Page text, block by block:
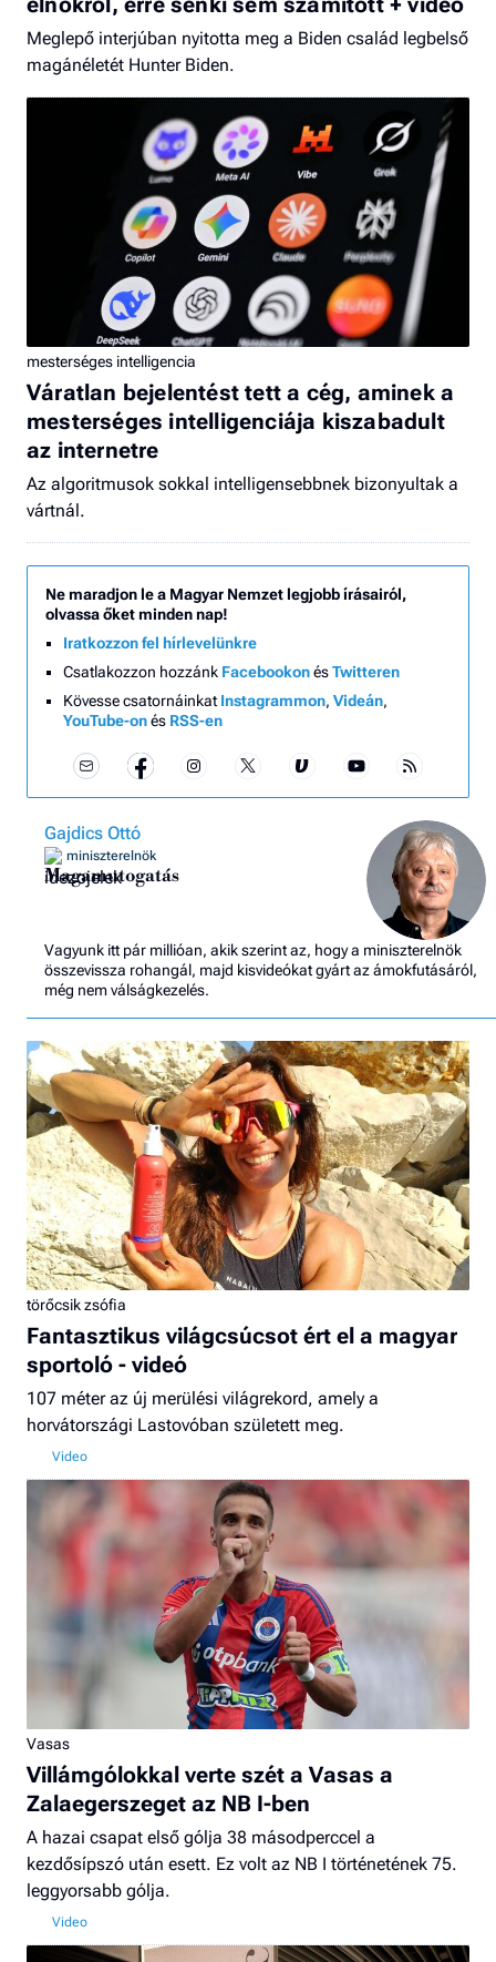
Meglepő interjúban nyitotta meg a Biden család legbelső
magánéletét Hunter Biden.
mesterséges intelligencia
Váratlan bejelentést tett a cég, aminek a
mesterséges intelligenciája kiszabadult
az internetre
Az algoritmusok sokkal intelligensebbnek bizonyultak a
vártnál.
Ne maradjon le a Magyar Nemzet legjobb írásairól,
olvassa őket minden nap!
Iratkozzon fel hírlevelünkre
Csatlakozzon hozzánk FacebookonésTwitteren
Kövesse csatornáinkat Instagrammon, Videán,
YouTube-onés RSS-en
Gajdics Ottó
miniszterelnök
Magamutogatás
Vagyunk itt pár millióan, akik szerint az, hogy a miniszterelnök
összevissza rohangál, majd kisvideókat gyárt az ámokfutásáról,
még nem válságkezelés.
törőcsik zsófia
Fantasztikus világcsúcsot ért el a magyar
sportoló - videó
107 méter az új merülési világrekord, amely a
horvátországi Lastovóban született meg.
Vasas
Villámgólokkal verte szét a Vasas a
Zalaegerszeget az NB I-ben
A hazai csapat első gólja 38 másodperccel a
kezdősípszó után esett. Ez volt az NB I történetének 75.
leggyorsabb gólja.